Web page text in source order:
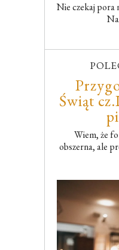
Nie czekaj pora
Świąt
Wiem, że
obszerna, ale